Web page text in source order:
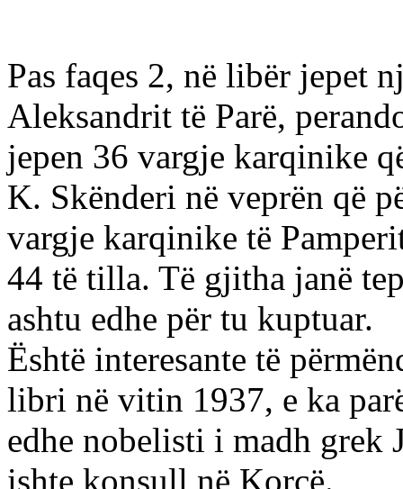
Pas faqes 2, në libër jepet
Aleksandrit të Parë,
jepen 36 vargje karqinike
K. Skënderi në veprën që
vargje karqinike të
44 të tilla. Të gjitha janë
ashtu edhe për tu kuptuar.
Është interesante të
libri në vitin 1937, e ka
edhe nobelisti i madh grek
ishte konsull në Korçë.